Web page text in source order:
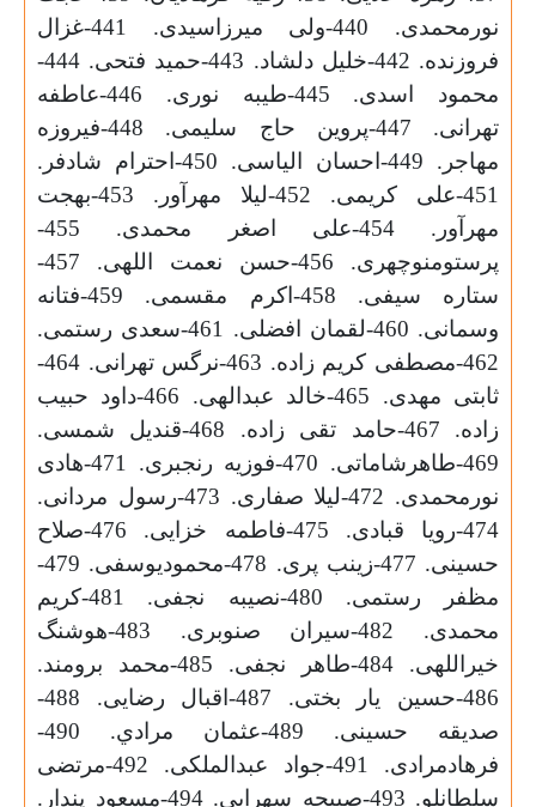
نورمحمدی. 440-ولی میرزاسیدی. 441-غزال
فروزنده. 442-خلیل دلشاد. 443-حمید فتحی. 444-
محمود اسدی. 445-طیبه نوری. 446-عاطفه
تهرانی. 447-پروین حاج سلیمی. 448-فيروزه
مهاجر. 449-احسان الیاسی. 450-احترام شادفر.
451-علی کریمی. 452-لیلا مهرآور. 453-بهجت
مهرآور. 454-علی اصغر محمدی. 455-
پرستومنوچهری. 456-حسن نعمت اللهی. 457-
ستاره سیفی. 458-اکرم مقسمی. 459-فتانه
وسمانی. 460-لقمان افضلی. 461-سعدی رستمی.
462-مصطفی کریم زاده. 463-نرگس تهرانی. 464-
ثابتی مهدی. 465-خالد عبدالهی. 466-داود حبیب
زاده. 467-حامد تقی زاده. 468-قندیل شمسی.
469-طاهرشاماتی. 470-فوزیه رنجبری. 471-هادی
نورمحمدی. 472-لیلا صفاری. 473-رسول مردانی.
474-رویا قبادی. 475-فاطمه خزایی. 476-صلاح
حسینی. 477-زینب پری. 478-محمودیوسفی. 479-
مظفر رستمی. 480-نصیبه نجفی. 481-کریم
محمدی. 482-سیران صنوبری. 483-هوشنگ
خیراللهی. 484-طاهر نجفی. 485-محمد برومند.
486-حسین یار بختی. 487-اقبال رضایی. 488-
صدیقه حسینی. 489-عثمان مرادي. 490-
فرهادمرادی. 491-جواد عبدالملکی. 492-مرتضی
سلطانلو. 493-صبیحه سهرابی. 494-مسعود پندار.